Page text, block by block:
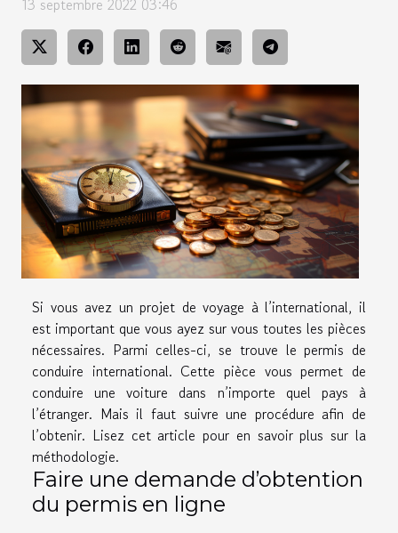
13 septembre 2022 03:46
Si vous avez un projet de voyage à l’international, il
est important que vous ayez sur vous toutes les pièces
nécessaires. Parmi celles-ci, se trouve le permis de
conduire international. Cette pièce vous permet de
conduire une voiture dans n’importe quel pays à
l’étranger. Mais il faut suivre une procédure afin de
l’obtenir. Lisez cet article pour en savoir plus sur la
méthodologie.
Faire une demande d’obtention
du permis en ligne